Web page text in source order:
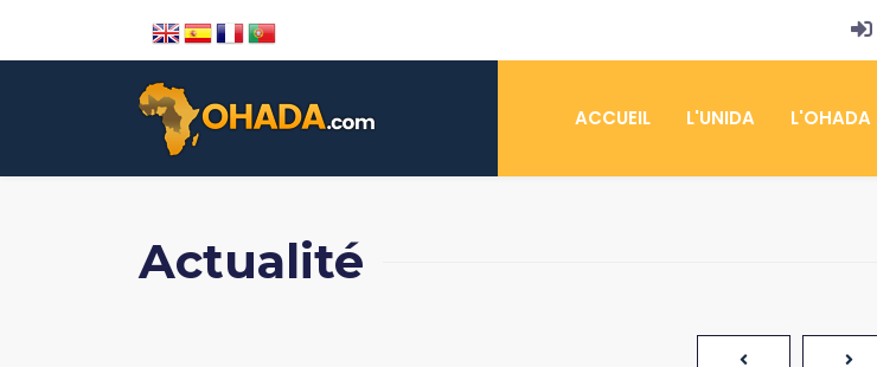
ACCUEIL L'UNIDA L'OHADA
Actualité